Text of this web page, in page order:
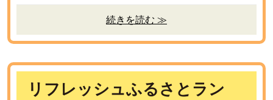
続きを読む ≫
リフレッシュふるさとラン